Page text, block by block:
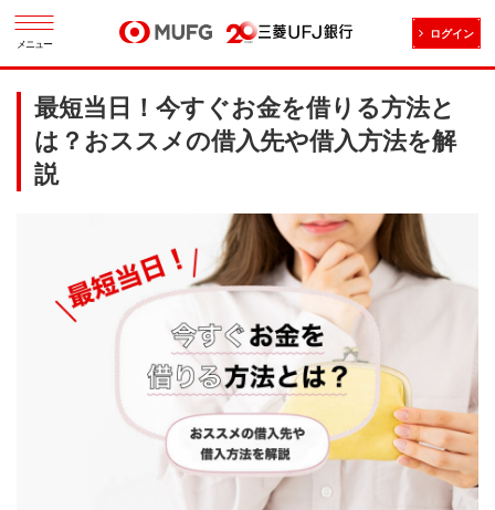
メニュー
ログイン
最短当日！今すぐお金を借りる方法と
は？おススメの借入先や借入方法を解
説